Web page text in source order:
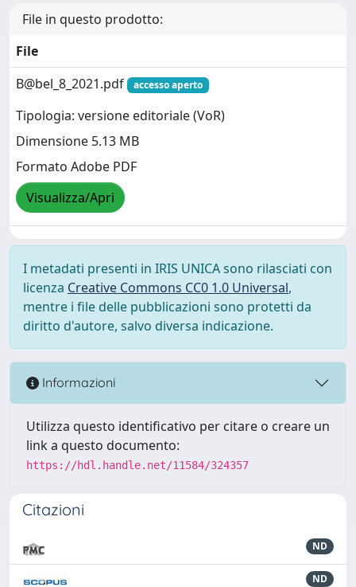
File in questo prodotto:
File
B@bel_8_2021.pdf
accesso aperto
Tipologia: versione editoriale (VoR)
Dimensione 5.13 MB
Formato Adobe PDF
Visualizza/Apri
I metadati presenti in IRIS UNICA sono rilasciati con
licenza Creative Commons CC0 1.0 Universal,
mentre i file delle pubblicazioni sono protetti da
diritto d'autore, salvo diversa indicazione.
Informazioni
Utilizza questo identificativo per citare o creare un
link a questo documento:
https://hdl.handle.net/11584/324357
Citazioni
ND
ND